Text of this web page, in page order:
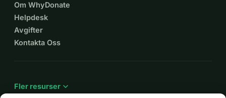
Om WhyDonate
Helpdesk
Avgifter
Kontakta Oss
Fler resurser expand_more